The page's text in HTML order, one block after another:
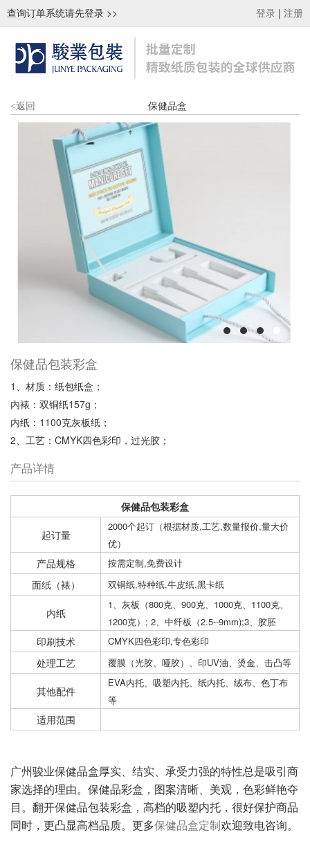
查询订单系统请先登录 >> 登录 | 注册
<返回 保健品盒
保健品包装彩盒
1、材质：纸包纸盒；
内裱：双铜纸157g；
内纸：1100克灰板纸；
2、工艺：CMYK四色彩印，过光胶；
产品详情
保健品包装彩盒
起订量
2000个起订（根据材质,工艺,数量报价,量大价
优）
产品规格 按需定制,免费设计
面纸（裱） 双铜纸,特种纸,牛皮纸,黑卡纸
内纸
1、灰板（800克、900克、1000克、1100克、
1200克）; 2、中纤板（2.5--9mm);3、胶胚
印刷技术 CMYK四色彩印,专色彩印
处理工艺 覆膜（光胶、哑胶）、印UV油、烫金、击凸等
其他配件
EVA内托、吸塑内托、纸内托、绒布、色丁布
等
适用范围
广州骏业保健品盒厚实、结实、承受力强的特性总是吸引商
家选择的理由。保健品彩盒，图案清晰、美观，色彩鲜艳夺
目。翻开保健品包装彩盒，高档的吸塑内托，很好保护商品
同时，更凸显高档品质。更多保健品盒定制 欢迎致电咨询。